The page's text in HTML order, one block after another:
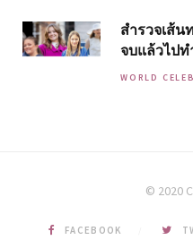
สำรวจเส้น
จบแล้วไปท
WORLD CELEB
© 2020
FACEBOOK